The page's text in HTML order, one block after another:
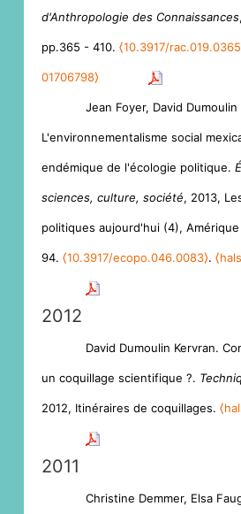
d'Anthropologie des Connaissances
pp.365 - 410. ⟨10.3917/
01706798⟩
Jean Foyer, David Dumoulin
L'environnementalisme social
endémique de l'écologie politique.
sciences, culture, société, 2013,
politiques aujourd'hui (4),
94. ⟨10.3917/ecopo.046.0083⟩.
2012
David Dumoulin Kervran.
un coquillage scientifique ?.
2012, Itinéraires de coquillages.
2011
Christine Demmer, Elsa